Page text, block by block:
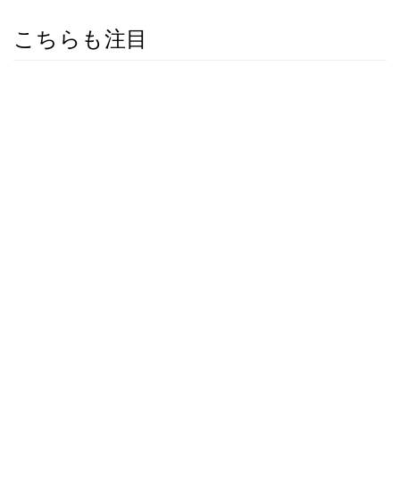
こちらも注目